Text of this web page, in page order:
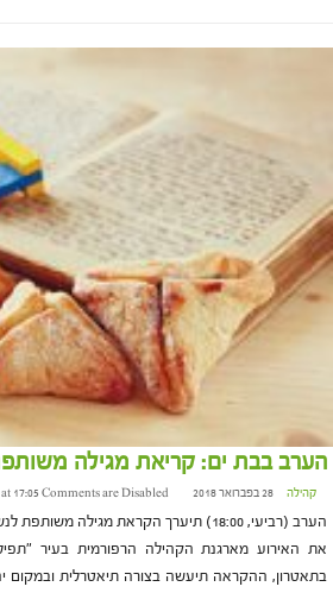
הערב בבת ים: קריאת מגילה
קהילה 28 בפברואר 2018 at 17:05 Comments are Disabled
הערב (רביעי, 18:00) תיערך הקראת מגילה
את האירוע מארגנת הקהילה הרפורמית בעיר
בתאטרון, ההקראה תיעשה בצורה תיאטרלית ובמקום